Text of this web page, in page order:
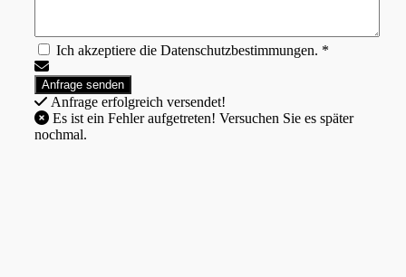
Ich akzeptiere die Datenschutzbestimmungen. *
Anfrage erfolgreich versendet!
nochmal.